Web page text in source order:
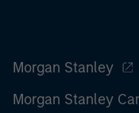
Morgan Stanley
Morgan Stanley